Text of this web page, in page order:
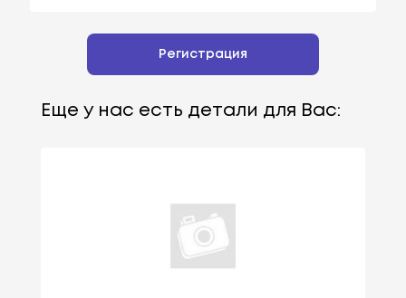
Регистрация
Еще у нас есть детали для Вас: